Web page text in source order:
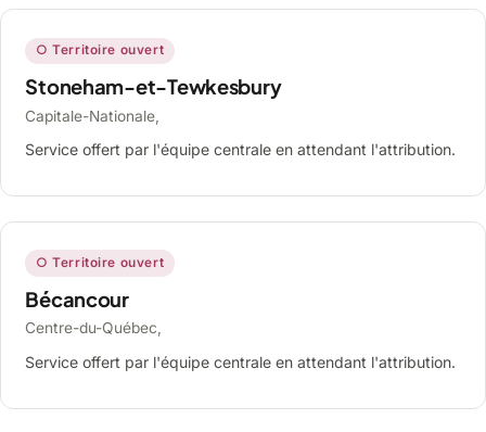
○ Territoire ouvert
Stoneham-et-Tewkesbury
Capitale-Nationale,
Service offert par l'équipe centrale en attendant l'attribution.
○ Territoire ouvert
Bécancour
Centre-du-Québec,
Service offert par l'équipe centrale en attendant l'attribution.